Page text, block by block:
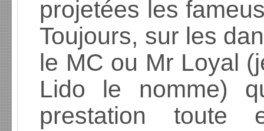
projetées les
Toujours, sur les
le MC ou Mr Loyal
Lido le nomme)
prestation toute